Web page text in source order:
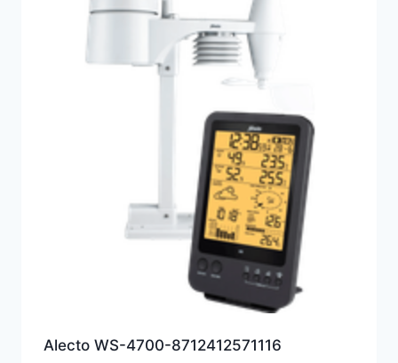
Alecto WS-4700-8712412571116